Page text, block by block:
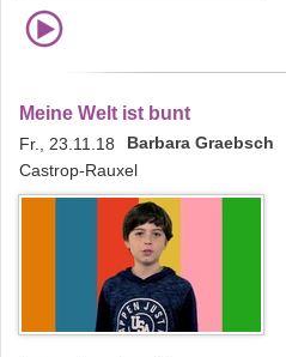
Meine Welt ist bunt
Fr., 23.11.18 Barbara Graebsch
Castrop-Rauxel